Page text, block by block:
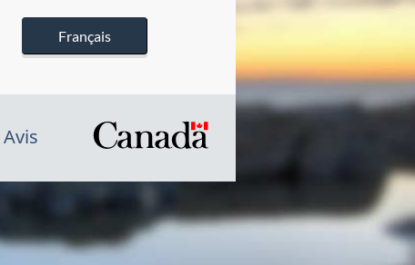
Français
Avis
/
Symbole
gouvernement